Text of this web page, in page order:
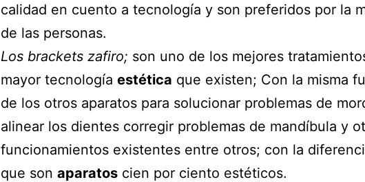
calidad en cuento a tecnología y son preferidos por la
de las personas.
Los brackets zafiro; son uno de los mejores
mayor tecnología estética que existen; Con la misma
de los otros aparatos para solucionar problemas de
alinear los dientes corregir problemas de mandíbula y
funcionamientos existentes entre otros; con la
que son aparatos cien por ciento estéticos.